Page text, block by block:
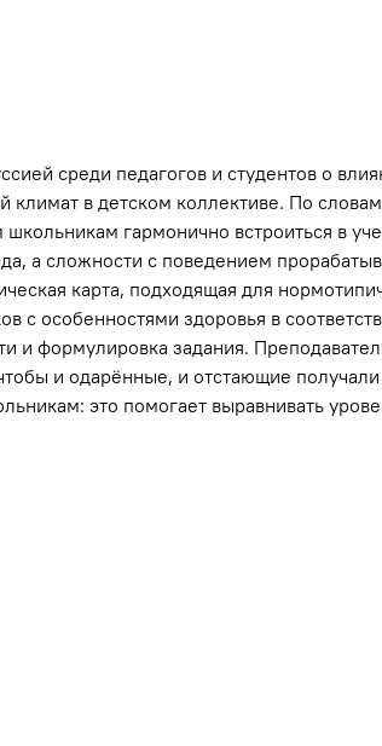
среди педагогов и студентов о
климат в детском коллективе. По
гармонично встроиться в
а сложности с поведением
карта, подходящая для
с особенностями здоровья в
и формулировка задания.
и одарённые, и отстающие
это помогает выравнивать